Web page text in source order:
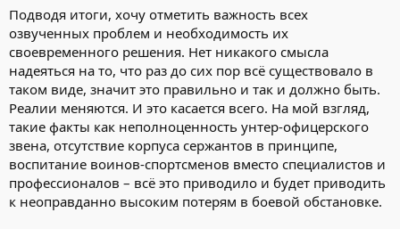
Подводя итоги, хочу отметить важность всех
озвученных проблем и необходимость их
своевременного решения. Нет никакого смысла
надеяться на то, что раз до сих пор всё существовало в
таком виде, значит это правильно и так и должно быть.
Реалии меняются. И это касается всего. На мой взгляд,
такие факты как неполноценность унтер-офицерского
звена, отсутствие корпуса сержантов в принципе,
воспитание воинов-спортсменов вместо специалистов и
профессионалов – всё это приводило и будет приводить
к неоправданно высоким потерям в боевой обстановке.